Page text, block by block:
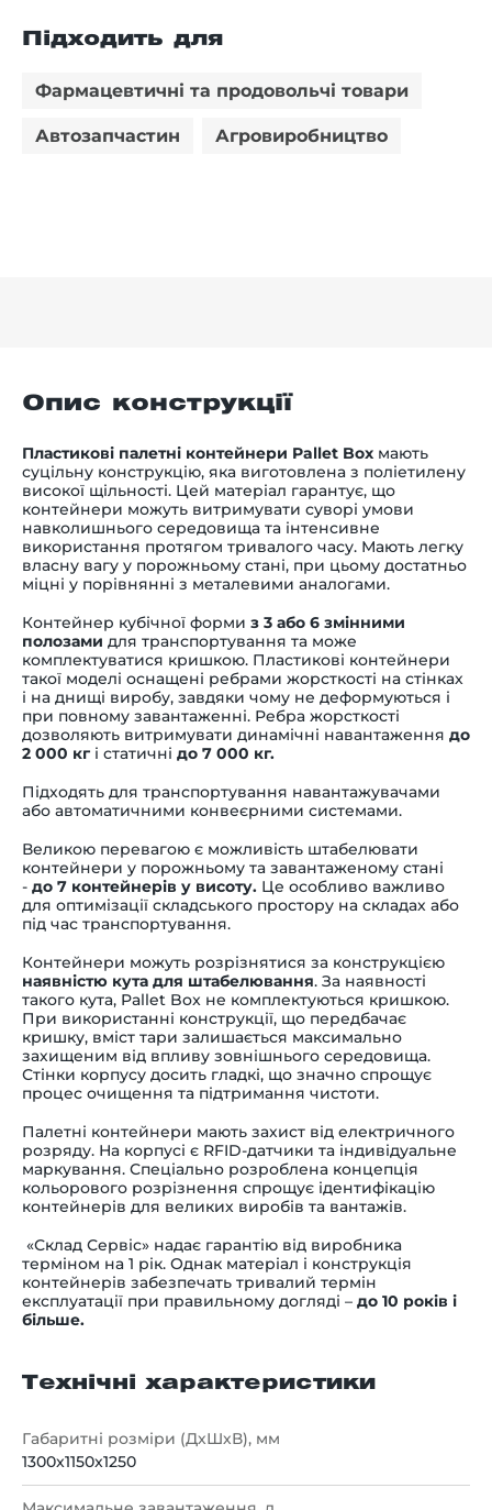
Підходить для
Фармацевтичні та продовольчі товари
Автозапчастин Агровиробництво
Опис конструкції
Пластикові палетні контейнери Pallet Box мають
суцільну конструкцію, яка виготовлена з поліетилену
високої щільності. Цей матеріал гарантує, що
контейнери можуть витримувати суворі умови
навколишнього середовища та інтенсивне
використання протягом тривалого часу. Мають легку
власну вагу у порожньому стані, при цьому достатньо
міцні у порівнянні з металевими аналогами.
Контейнер кубічної форми з 3 або 6 змінними
полозами для транспортування та може
комплектуватися кришкою. Пластикові контейнери
такої моделі оснащені ребрами жорсткості на стінках
і на днищі виробу, завдяки чому не деформуються і
при повному завантаженні. Ребра жорсткості
дозволяють витримувати динамічні навантаження до
2 000 кг і статичні до 7 000 кг.
Підходять для транспортування навантажувачами
або автоматичними конвеєрними системами.
Великою перевагою є можливість штабелювати
контейнери у порожньому та завантаженому стані
- до 7 контейнерів у висоту. Це особливо важливо
для оптимізації складського простору на складах або
під час транспортування.
Контейнери можуть розрізнятися за конструкцією
наявністю кута для штабелювання. За наявності
такого кута, Pallet Box не комплектуються кришкою.
При використанні конструкції, що передбачає
кришку, вміст тари залишається максимально
захищеним від впливу зовнішнього середовища.
Стінки корпусу досить гладкі, що значно спрощує
процес очищення та підтримання чистоти.
Палетні контейнери мають захист від електричного
розряду. На корпусі є RFID-датчики та індивідуальне
маркування. Спеціально розроблена концепція
кольорового розрізнення спрощує ідентифікацію
контейнерів для великих виробів та вантажів.
«Склад Сервіс» надає гарантію від виробника
терміном на 1 рік. Однак матеріал і конструкція
контейнерів забезпечать тривалий термін
експлуатації при правильному догляді – до 10 років і
більше.
Технічні характеристики
Габаритні розміри (ДхШхВ), мм
1300x1150x1250